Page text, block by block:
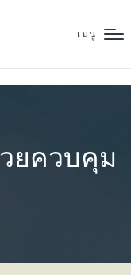
เมนู
ยควบคุม